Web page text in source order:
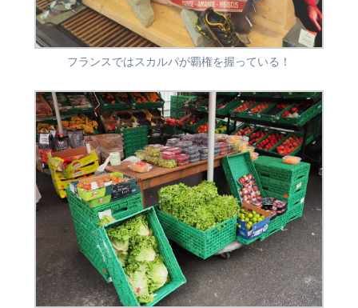
フランスではスカルパが覇権を握っている！